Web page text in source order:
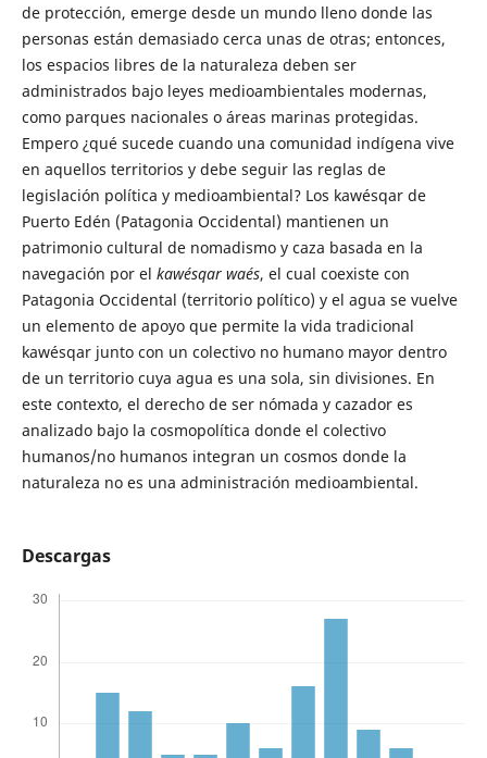
de protección, emerge desde un mundo lleno donde las
personas están demasiado cerca unas de otras; entonces,
los espacios libres de la naturaleza deben ser
administrados bajo leyes medioambientales modernas,
como parques nacionales o áreas marinas protegidas.
Empero ¿qué sucede cuando una comunidad indígena vive
en aquellos territorios y debe seguir las reglas de
legislación política y medioambiental? Los kawésqar de
Puerto Edén (Patagonia Occidental) mantienen un
patrimonio cultural de nomadismo y caza basada en la
navegación por el kawésqar waés, el cual coexiste con
Patagonia Occidental (territorio político) y el agua se vuelve
un elemento de apoyo que permite la vida tradicional
kawésqar junto con un colectivo no humano mayor dentro
de un territorio cuya agua es una sola, sin divisiones. En
este contexto, el derecho de ser nómada y cazador es
analizado bajo la cosmopolítica donde el colectivo
humanos/no humanos integran un cosmos donde la
naturaleza no es una administración medioambiental.
Descargas